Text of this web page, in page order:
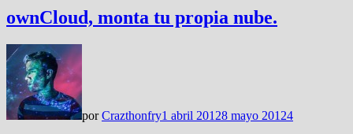
ownCloud, monta tu propia nube.
porCrazthonfry1 abril 20128 mayo 20124